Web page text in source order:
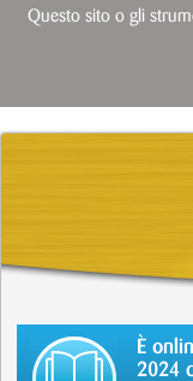
È
2024
Questo sito o gli